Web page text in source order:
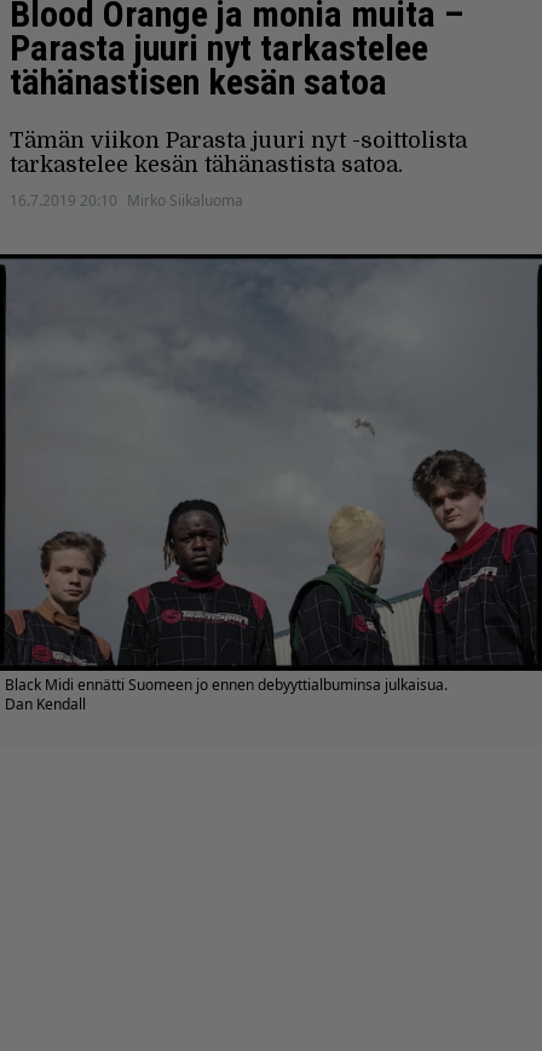
Blood Orange ja monia muita –
Parasta juuri nyt tarkastelee
tähänastisen kesän satoa
Tämän viikon Parasta juuri nyt -soittolista
tarkastelee kesän tähänastista satoa.
16.7.2019 20:10 Mirko Siikaluoma
Black Midi ennätti Suomeen jo ennen debyyttialbuminsa julkaisua.
Dan Kendall